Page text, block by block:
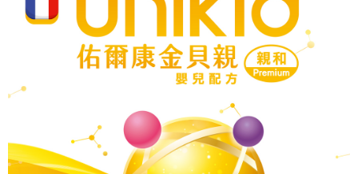
３．未成年的使用者請事先徵得法定代理人或監護人之同意方可使用
「AFTEE先享後付」，若未經同意申辦者引起之損失，本公司不負相關責
４．使用「AFTEE先享後付」時，將依據個別帳號之用戶狀況，依本公司即
時審查核予不同之上限額度；若仍有額度不足之情形，本公司將視審查結果
５．嚴禁一人註冊多個帳號或使用他人資訊註冊。若發現惡意使用之情形，
恩沛科技股份有限公司將有權停止該用戶之使用額度並採取法律行動。